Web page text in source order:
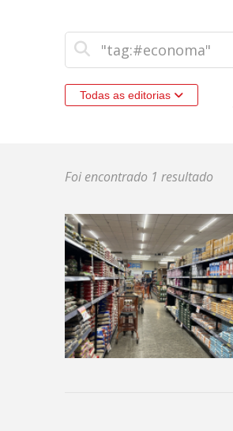
Todas as editorias
Foi encontrado 1 resultado